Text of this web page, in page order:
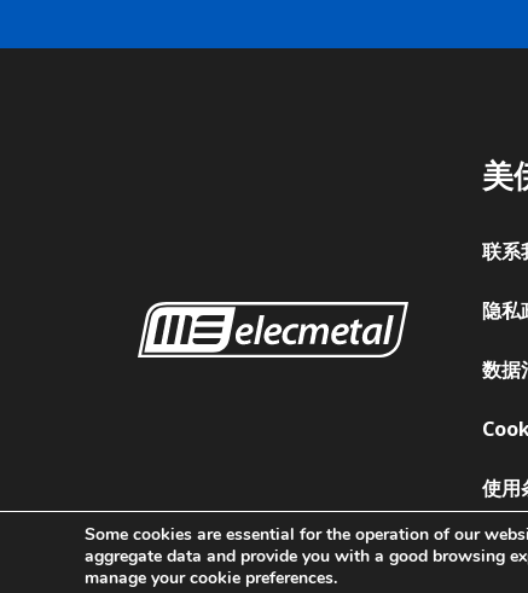
美
联系
隐私
数据
使用
Some cookies are essential for the operation of our
aggregate data and provide you with a good browsing
manage your cookie preferences.